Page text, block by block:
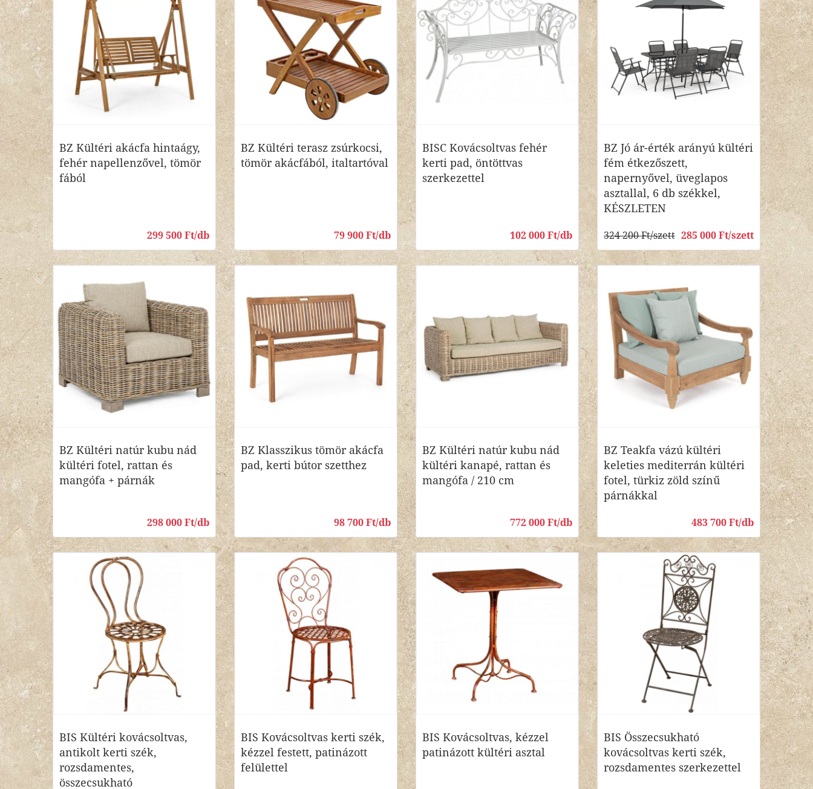
BZ Kültéri akácfa hintaágy,
fehér napellenzővel, tömör
fából
299 500 Ft/db
BZ Kültéri terasz zsúrkocsi,
tömör akácfából, italtartóval
79 900 Ft/db
BISC Kovácsoltvas fehér
kerti pad, öntöttvas
szerkezettel
102 000 Ft/db
BZ Jó ár-érték arányú kültéri
fém étkezőszett,
napernyővel, üveglapos
asztallal, 6 db székkel,
KÉSZLETEN
324 200 Ft/szett 285 000 Ft/szett
BZ Kültéri natúr kubu nád
kültéri fotel, rattan és
mangófa + párnák
298 000 Ft/db
BZ Klasszikus tömör akácfa
pad, kerti bútor szetthez
98 700 Ft/db
BZ Kültéri natúr kubu nád
kültéri kanapé, rattan és
mangófa / 210 cm
772 000 Ft/db
BZ Teakfa vázú kültéri
keleties mediterrán kültéri
fotel, türkiz zöld színű
párnákkal
483 700 Ft/db
BIS Kültéri kovácsoltvas,
antikolt kerti szék,
rozsdamentes,
összecsukható
BIS Kovácsoltvas kerti szék,
kézzel festett, patinázott
felülettel
BIS Kovácsoltvas, kézzel
patinázott kültéri asztal
BIS Összecsukható
kovácsoltvas kerti szék,
rozsdamentes szerkezettel